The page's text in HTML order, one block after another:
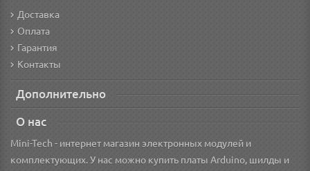
Доставка
Оплата
Гарантия
Контакты
Дополнительно
О нас
Mini-Tech - интернет магазин электронных модулей и
комплектующих. У нас можно купить платы Arduino, шилды и